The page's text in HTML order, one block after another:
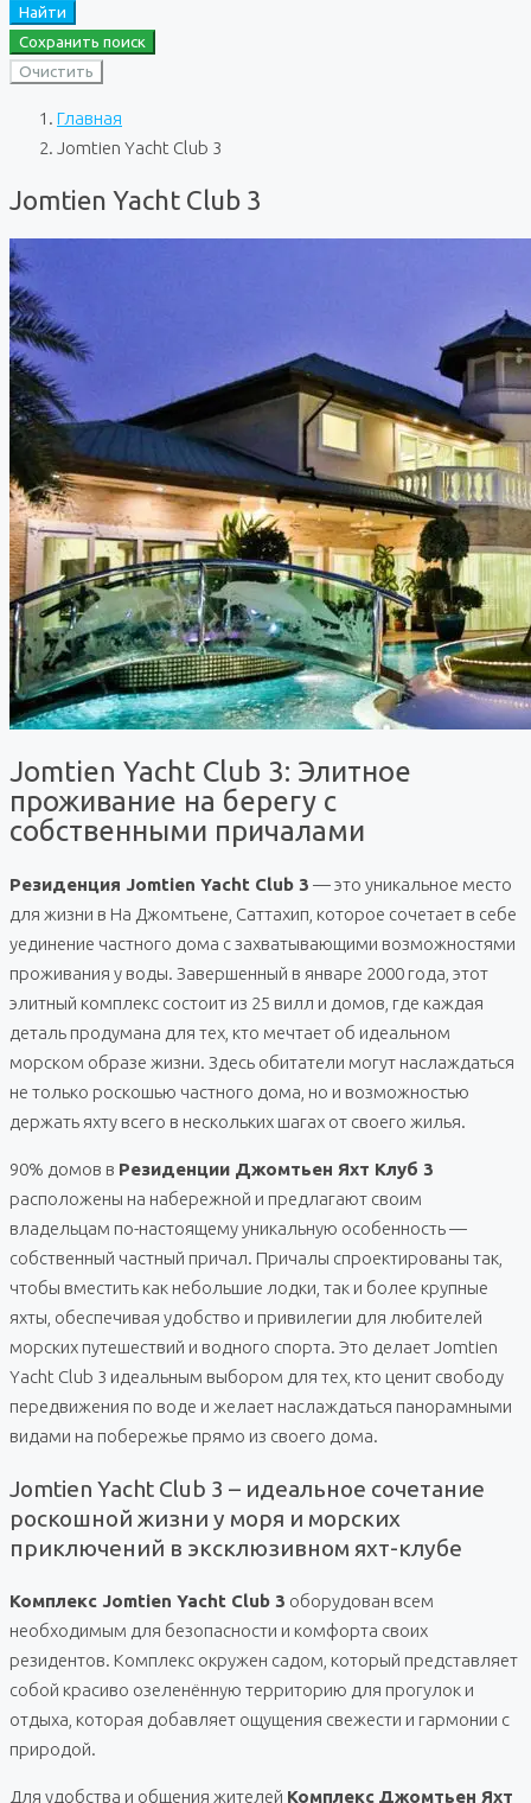
Найти
Сохранить поиск
Очистить
Главная
Jomtien Yacht Club 3
Jomtien Yacht Club 3
Jomtien Yacht Club 3: Элитное
проживание на берегу с
собственными причалами
Резиденция Jomtien Yacht Club 3 — это уникальное место
для жизни в На Джомтьене, Саттахип, которое сочетает в себе
уединение частного дома с захватывающими возможностями
проживания у воды. Завершенный в январе 2000 года, этот
элитный комплекс состоит из 25 вилл и домов, где каждая
деталь продумана для тех, кто мечтает об идеальном
морском образе жизни. Здесь обитатели могут наслаждаться
не только роскошью частного дома, но и возможностью
держать яхту всего в нескольких шагах от своего жилья.
90% домов в Резиденции Джомтьен Яхт Клуб 3
расположены на набережной и предлагают своим
владельцам по-настоящему уникальную особенность —
собственный частный причал. Причалы спроектированы так,
чтобы вместить как небольшие лодки, так и более крупные
яхты, обеспечивая удобство и привилегии для любителей
морских путешествий и водного спорта. Это делает Jomtien
Yacht Club 3 идеальным выбором для тех, кто ценит свободу
передвижения по воде и желает наслаждаться панорамными
видами на побережье прямо из своего дома.
Jomtien Yacht Club 3 – идеальное сочетание
роскошной жизни у моря и морских
приключений в эксклюзивном яхт-клубе
Комплекс Jomtien Yacht Club 3 оборудован всем
необходимым для безопасности и комфорта своих
резидентов. Комплекс окружен садом, который представляет
собой красиво озеленённую территорию для прогулок и
отдыха, которая добавляет ощущения свежести и гармонии с
природой.
Для удобства и общения жителей Комплекс Джомтьен Яхт